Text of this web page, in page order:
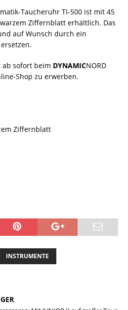
Taucheruhr TI-500 ist mit 45
Ziffernblatt erhältlich. Das
auf Wunsch durch ein
ab sofort beim DYNAMICNORD
Shop zu erwerben.
Ziffernblatt
INSTRUMENTE